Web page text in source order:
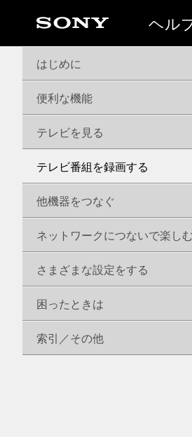
ヘル
はじめに
便利な機能
テレビを見る
テレビ番組を録画する
他機器をつなぐ
ネットワークにつないで楽しむ
さまざまな設定をする
困ったときは
索引／その他